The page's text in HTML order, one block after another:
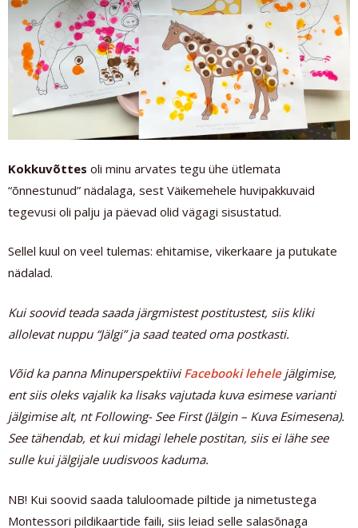
Kokkuvõttes oli minu arvates tegu ühe ütlemata
“õnnestunud” nädalaga, sest Väikemehele huvipakkuvaid
tegevusi oli palju ja päevad olid vägagi sisustatud.
Sellel kuul on veel tulemas: ehitamise, vikerkaare ja putukate
nädalad.
Kui soovid teada saada järgmistest postitustest, siis kliki
allolevat nuppu “Jälgi” ja saad teated oma postkasti.
Võid ka panna MinuperspektiiviFacebooki lehelejälgimise,
ent siis oleks vajalik ka lisaks vajutada kuva esimese varianti
jälgimise alt, nt Following- See First (Jälgin – Kuva Esimesena).
See tähendab, et kui midagi lehele postitan, siis ei lähe see
sulle kui jälgijale uudisvoos kaduma.
NB! Kui soovid saada taluloomade piltide ja nimetustega
Montessori pildikaartide faili, siis leiad selle salasõnaga